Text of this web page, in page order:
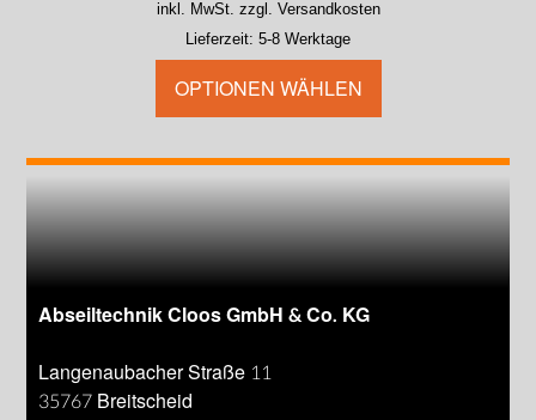
inkl. MwSt. zzgl. Versandkosten
Lieferzeit: 5-8 Werktage
OPTIONEN WÄHLEN
Abseiltechnik Cloos GmbH & Co. KG
Langenaubacher Straße 11
35767 Breitscheid